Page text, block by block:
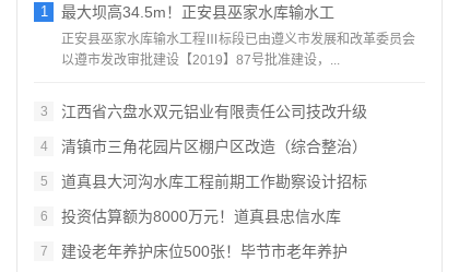
1 最大坝高34.5m！正安县巫家水库输水工
正安县巫家水库输水工程Ⅲ标段已由遵义市发展和改革委员会
以遵市发改审批建设【2019】87号批准建设，...
3 江西省六盘水双元铝业有限责任公司技改升级
4 清镇市三角花园片区棚户区改造（综合整治）
5 道真县大河沟水库工程前期工作勘察设计招标
6 投资估算额为8000万元！道真县忠信水库
7 建设老年养护床位500张！毕节市老年养护